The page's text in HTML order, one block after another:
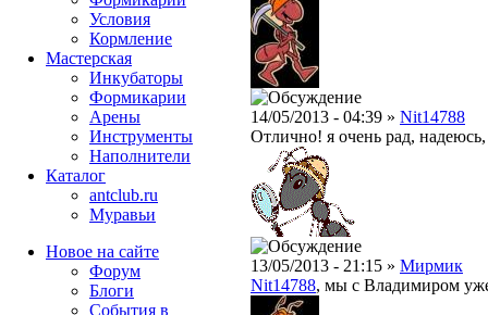
14/05/2013 - 04:39 » Nit14788
Отлично! я очень рад,
13/05/2013 - 21:15 » Мирмик
Nit14788, мы с Владимиром
Условия
Кормление
Мастерская
Инкубаторы
Формикарии
Арены
Инструменты
Наполнители
Каталог
antclub.ru
Муравьи
Новое на сайте
Форум
Блоги
События в